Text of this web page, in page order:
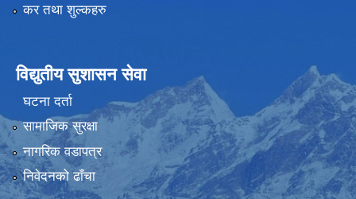
कर तथा शुल्कहरु
विद्युतीय सुशासन सेवा
घटना दर्ता
सामाजिक सुरक्षा
नागरिक वडापत्र
निवेदनको ढाँचा